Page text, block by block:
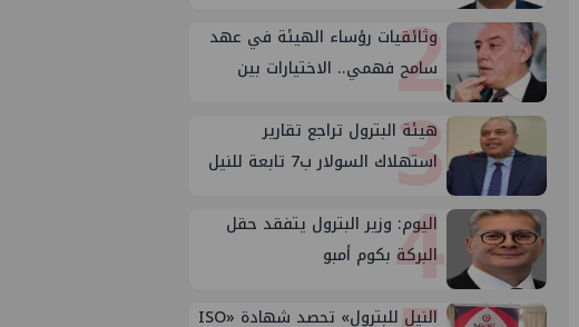
2
وثائقيات رؤساء الهيئة في عهد
سامح فهمي.. الاختيارات بين
3
هيئة البترول تراجع تقارير
استهلاك السولار ب7 تابعة للنيل
الأوضاع
4
اليوم: وزير البترول يتفقد حقل
البركة بكوم أمبو
النيل للبترول» تحصد شهادة «ISO